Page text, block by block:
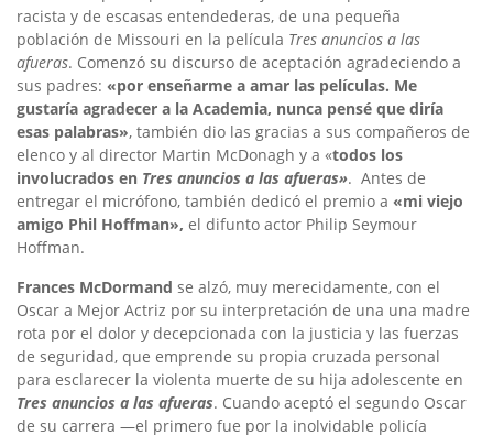
racista y de escasas entendederas, de una pequeña
población de Missouri en la película Tres anuncios a las
afueras. Comenzó su discurso de aceptación agradeciendo a
sus padres: «por enseñarme a amar las películas. Me
gustaría agradecer a la Academia, nunca pensé que diría
esas palabras», también dio las gracias a sus compañeros de
elenco y al director Martin McDonagh y a «todos los
involucrados en Tres anuncios a las afueras». Antes de
entregar el micrófono, también dedicó el premio a «mi viejo
amigo Phil Hoffman», el difunto actor Philip Seymour
Hoffman.
Frances McDormand se alzó, muy merecidamente, con el
Oscar a Mejor Actriz por su interpretación de una una madre
rota por el dolor y decepcionada con la justicia y las fuerzas
de seguridad, que emprende su propia cruzada personal
para esclarecer la violenta muerte de su hija adolescente en
Tres anuncios a las afueras. Cuando aceptó el segundo Oscar
de su carrera —el primero fue por la inolvidable policía